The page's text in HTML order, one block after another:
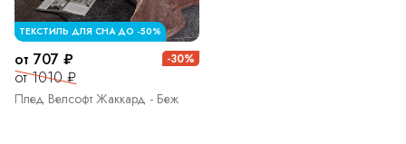
ТЕКСТИЛЬ ДЛЯ СНА ДО -50%
от 707 ₽
от 1010 ₽
-30%
Плед Велсофт Жаккард - Беж